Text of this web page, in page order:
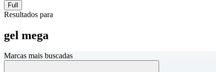
Full
Resultados para
gel mega
Marcas mais buscadas